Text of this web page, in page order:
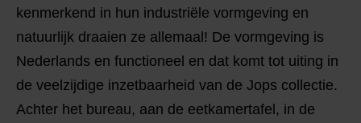
kenmerkend in hun industriële vormgeving en
natuurlijk draaien ze allemaal! De vormgeving is
Nederlands en functioneel en dat komt tot uiting in
de veelzijdige inzetbaarheid van de Jops collectie.
Achter het bureau, aan de eetkamertafel, in de